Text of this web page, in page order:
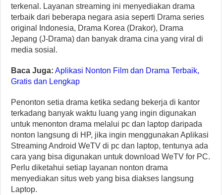
terkenal. Layanan streaming ini menyediakan drama
terbaik dari beberapa negara asia seperti Drama series
original Indonesia, Drama Korea (Drakor), Drama
Jepang (J-Drama) dan banyak drama cina yang viral di
media sosial.
Baca Juga: Aplikasi Nonton Film dan Drama Terbaik,
Gratis dan Lengkap
Penonton setia drama ketika sedang bekerja di kantor
terkadang banyak waktu luang yang ingin digunakan
untuk menonton drama melalui pc dan laptop daripada
nonton langsung di HP, jika ingin menggunakan Aplikasi
Streaming Android WeTV di pc dan laptop, tentunya ada
cara yang bisa digunakan untuk download WeTV for PC.
Perlu diketahui setiap layanan nonton drama
menyediakan situs web yang bisa diakses langsung
Laptop.